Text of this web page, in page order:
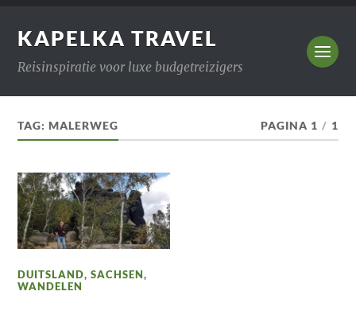
KAPELKA TRAVEL
Reisinspiratie voor luxe budgetreizigers
TAG:MALERWEG PAGINA 1 / 1
DUITSLAND,SACHSEN,
WANDELEN